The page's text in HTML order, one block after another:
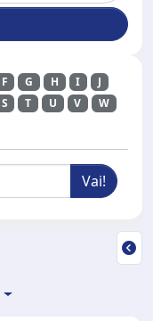
F G H I
J
S T U V
W